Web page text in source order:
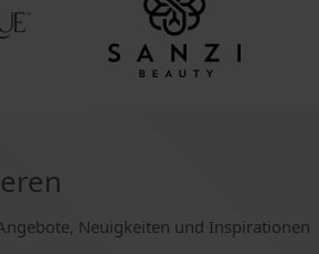
Neuigkeiten und Inspirationen